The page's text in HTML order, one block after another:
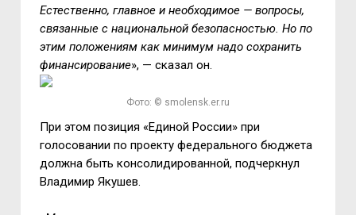
Естественно, главное и необходимое — вопросы,
связанные с национальной безопасностью. Но по
этим положениям как минимум надо сохранить
финансирование», — сказал он.
Фото: © smolensk.er.ru
При этом позиция «Единой России» при
голосовании по проекту федерального бюджета
должна быть консолидированной, подчеркнул
Владимир Якушев.